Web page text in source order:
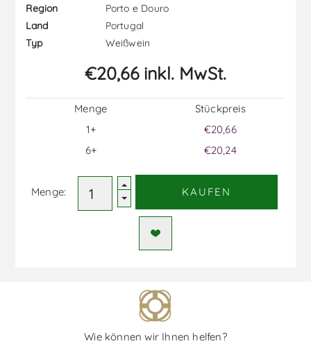
Region
Porto e Douro
Land
Portugal
Typ
Weißwein
€20,66 inkl. MwSt.
Menge
1+
6+
Stückpreis
€20,66
€20,24
Menge: KAUFEN
Wie können wir Ihnen helfen?